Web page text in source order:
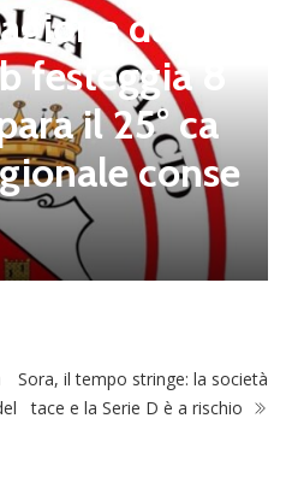
da cel
festeggia 8
il 25° ca
conse
Sora, il tempo stringe: la società
tace e la Serie D è a rischio